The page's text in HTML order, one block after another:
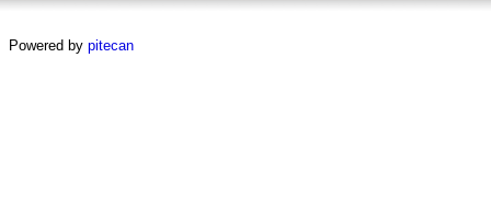
Powered by pitecan